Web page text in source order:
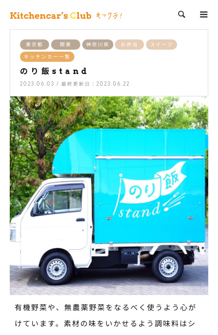
検索
東京都 関東 神奈川県 お弁当 スイーツ
キッチンカー一覧
のり飯stand
2023.06.03 / 最終更新日：2023.06.22
有機野菜や、無農薬野菜をなるべく使うよう心が
けています。素材の味をいかせるよう調味料はシ